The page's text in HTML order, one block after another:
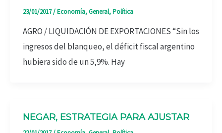
23/01/2017/Economía,General,Política
AGRO / LIQUIDACIÓN DE EXPORTACIONES “Sin los
ingresos del blanqueo, el déficit fiscal argentino
hubiera sido de un 5,9%. Hay
NEGAR, ESTRATEGIA PARA AJUSTAR